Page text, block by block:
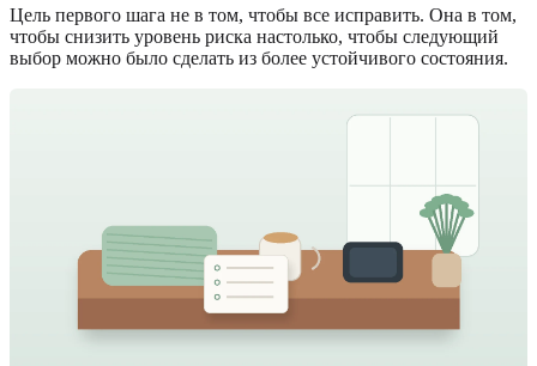
Цель первого шага не в том, чтобы все исправить. Она в том,
чтобы снизить уровень риска настолько, чтобы следующий
выбор можно было сделать из более устойчивого состояния.